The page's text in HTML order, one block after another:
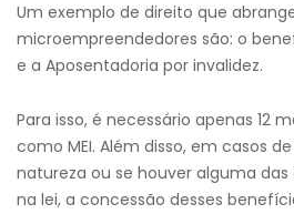
Um exemplo de direito que
microempreendedores são: o
e a Aposentadoria por invalidez.
Para isso, é necessário apenas 12
como MEI. Além disso, em casos
natureza ou se houver alguma
na lei, a concessão desses